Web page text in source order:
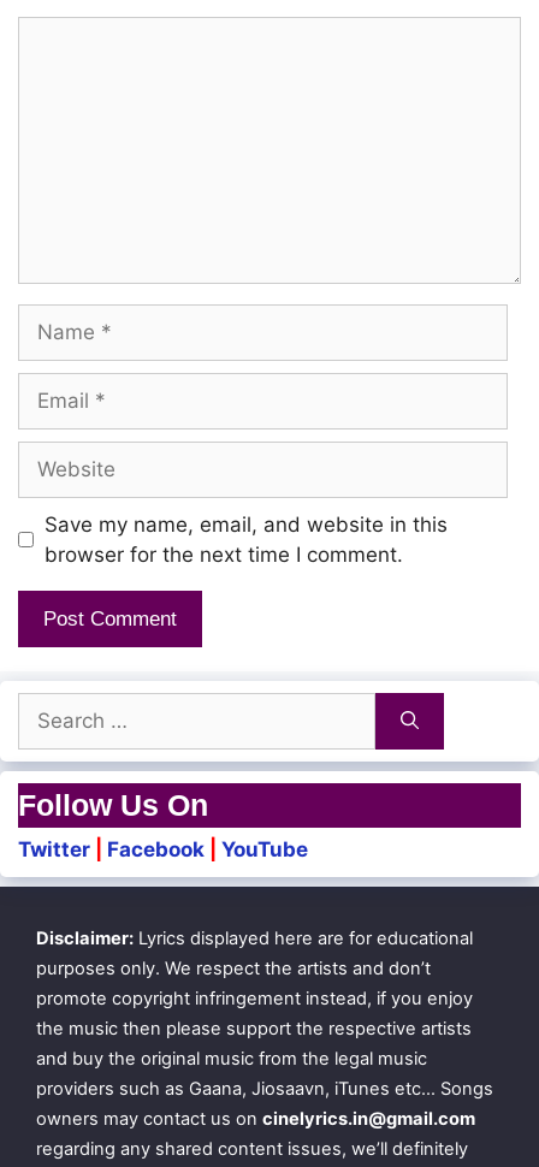
Thavam pol irundhu yosikkiren
Adhai thavanai muraiyil nesikkiren
Kettu kettu naan kirangukiren
Ketpadhu evano Ariyavillai
Kaattu moongilin Kadhukullae
Avan oodhum ragasiyam puriyavillai
Evano oruvan vaasikkiraan
Iruttil irundhu naan yaasikkiren
Pullanguzhalae poonguzhalae
Neeyum naanum oru jaadhi
Pullanguzhalae poonguzhalae
Ullae urangum yekkathilae
Unakkum enakkumSari paadhi
Kangalai varudum thaenisaiyil en
Save my name, email, and website in this
browser for the next time I comment.
for:
Follow Us On
Twitter Facebook YouTube
Disclaimer: Lyrics displayed here are for educational
purposes only. We respect the artists and don’t
promote copyright infringement instead, if you enjoy
the music then please support the respective artists
and buy the original music from the legal music
providers such as Gaana, Jiosaavn, iTunes etc… Songs
owners may contact us on cinelyrics.in@gmail.com
regarding any shared content issues, we’ll definitely